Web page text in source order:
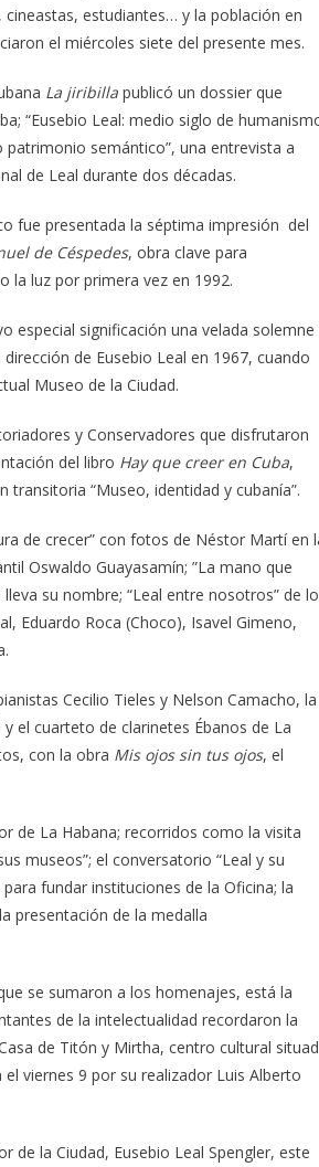
estudiantes… y la población en
el miércoles siete del presente mes.
La jiribilla publicó un dossier que
“Eusebio Leal: medio siglo de
patrimonio semántico”, una entrevista a
de Leal durante dos décadas.
fue presentada la séptima impresión del
de Céspedes, obra clave para
la luz por primera vez en 1992.
especial significación una velada solemne
de Eusebio Leal en 1967, cuando
Museo de la Ciudad.
y Conservadores que disfrutaron
del libro Hay que creer en Cuba,
“Museo, identidad y cubanía”.
de crecer” con fotos de Néstor Martí en
Oswaldo Guayasamín; ”La mano que
su nombre; “Leal entre nosotros” de
Eduardo Roca (Choco), Isavel Gimeno,
Cecilio Tieles y Nelson Camacho, la
el cuarteto de clarinetes Ébanos de La
con la obra Mis ojos sin tus ojos, el
de La Habana; recorridos como la visita
museos”; el conversatorio “Leal y su
fundar instituciones de la Oficina; la
presentación de la medalla
se sumaron a los homenajes, está la
de la intelectualidad recordaron la
de Titón y Mirtha, centro cultural
viernes 9 por su realizador Luis Alberto
la Ciudad, Eusebio Leal Spengler, este